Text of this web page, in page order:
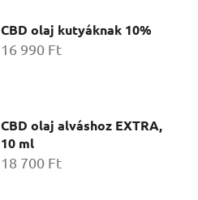
CBD olaj kutyáknak 10%
16 990 Ft
CBD olaj alváshoz EXTRA,
10 ml
18 700 Ft